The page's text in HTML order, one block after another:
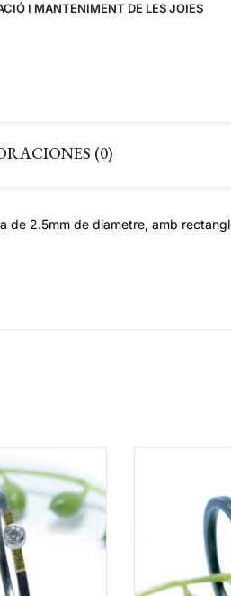
I MANTENIMENT DE LES JOIES
(0)
de 2.5mm de diametre, amb